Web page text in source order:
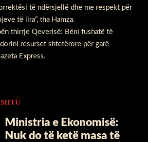
të ndërsjellë dhe me respekt për
të lira”, tha Hamza.
thirrje Qeverisë: Bëni fushatë të
resurset shtetërore për garë
Express.
Ministria e Ekonomisë:
Nuk do të ketë masa të